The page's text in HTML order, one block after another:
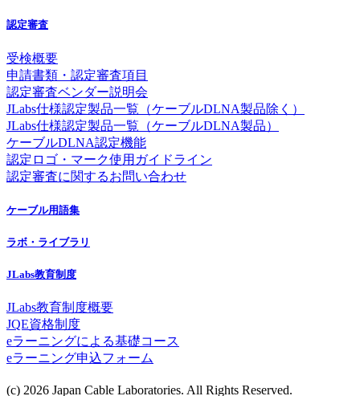
認定審査
受検概要
申請書類・認定審査項目
認定審査ベンダー説明会
JLabs仕様認定製品一覧（ケーブルDLNA製品除く）
JLabs仕様認定製品一覧（ケーブルDLNA製品）
ケーブルDLNA認定機能
認定ロゴ・マーク使用ガイドライン
認定審査に関するお問い合わせ
ケーブル用語集
ラボ・ライブラリ
JLabs教育制度
JLabs教育制度概要
JQE資格制度
eラーニングによる基礎コース
eラーニング申込フォーム
(c) 2026 Japan Cable Laboratories. All Rights Reserved.